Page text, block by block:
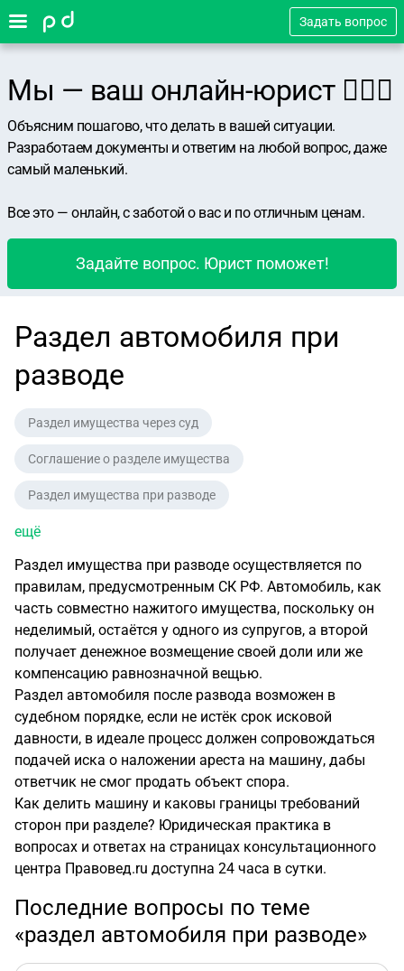
Задать вопрос
Мы — ваш онлайн-юрист 👨🏻‍⚖️
Объясним пошагово, что делать в вашей ситуации.
Разработаем документы и ответим на любой вопрос, даже
самый маленький.
Все это — онлайн, с заботой о вас и по отличным ценам.
Задайте вопрос. Юрист поможет!
Раздел автомобиля при
разводе
Раздел имущества через суд
Соглашение о разделе имущества
Раздел имущества при разводе
ещё
Раздел имущества при разводе осуществляется по
правилам, предусмотренным СК РФ. Автомобиль, как
часть совместно нажитого имущества, поскольку он
неделимый, остаётся у одного из супругов, а второй
получает денежное возмещение своей доли или же
компенсацию равнозначной вещью.
Раздел автомобиля после развода возможен в
судебном порядке, если не истёк срок исковой
давности, в идеале процесс должен сопровождаться
подачей иска о наложении ареста на машину, дабы
ответчик не смог продать объект спора.
Как делить машину и каковы границы требований
сторон при разделе? Юридическая практика в
вопросах и ответах на страницах консультационного
центра Правовед.ru доступна 24 часа в сутки.
Последние вопросы по теме
«раздел автомобиля при разводе»